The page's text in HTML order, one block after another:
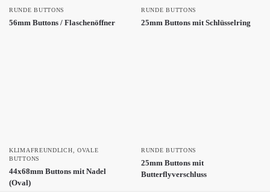
RUNDE BUTTONS
56mm Buttons / Flaschenöffner
RUNDE BUTTONS
25mm Buttons mit Schlüsselring
KLIMAFREUNDLICH
OVALE
BUTTONS
44x68mm Buttons mit Nadel
(Oval)
RUNDE BUTTONS
25mm Buttons mit
Butterflyverschluss